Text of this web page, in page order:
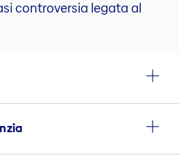
controversia legata al